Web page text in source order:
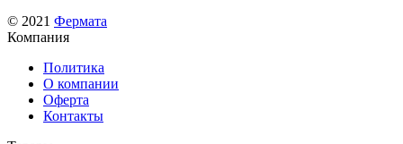
© 2021 Фермата
Компания
Политика
О компании
Оферта
Контакты